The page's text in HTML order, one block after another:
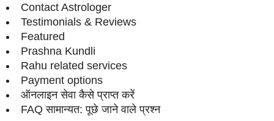
Contact Astrologer
Testimonials & Reviews
Featured
Prashna Kundli
Rahu related services
Payment options
ऑनलाइन सेवा कैसे प्राप्‍त करें
FAQ सामान्‍यत: पूछे जाने वाले प्रश्‍न